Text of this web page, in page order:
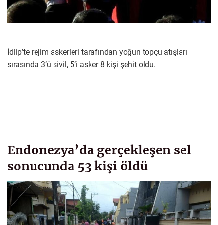
İdlip’te rejim askerleri tarafından yoğun topçu atışları
sırasında 3’ü sivil, 5’i asker 8 kişi şehit oldu.
Endonezya’da gerçekleşen sel
sonucunda 53 kişi öldü